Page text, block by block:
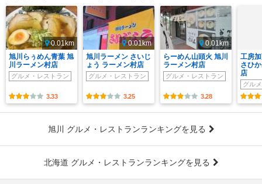
0.01km
旭川らぅめん青葉 旭
川ラーメン村店
グルメ・レストラン
3.33
0.01km
旭川ラーメン さいじ
ょう ラーメン村店
グルメ・レストラン
3.25
0.01km
らーめん山頭火 旭川
ラーメン村店
グルメ・レストラン
3.28
工房
さひ
店
グル
旭川 グルメ・レストランランキングを見る
北海道 グルメ・レストランランキングを見る